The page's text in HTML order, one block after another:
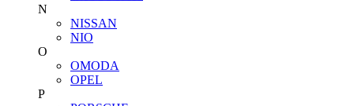
N
NISSAN
NIO
O
OMODA
OPEL
P